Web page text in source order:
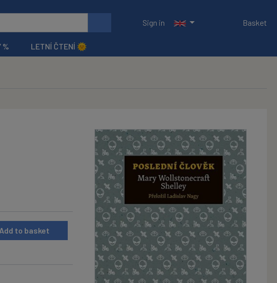
Sign in
Basket
% LETNÍ ČTENÍ 🌞
Add to basket